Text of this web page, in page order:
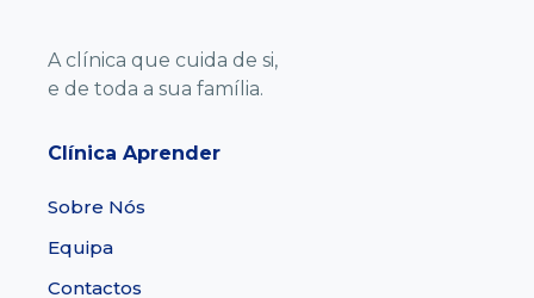
A clínica que cuida de si,
e de toda a sua família.
Clínica Aprender
Sobre Nós
Equipa
Contactos